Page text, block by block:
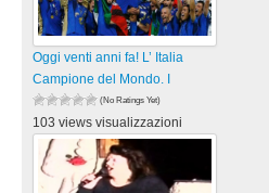
Oggi venti anni fa! L’ Italia
Campione del Mondo. I
(No Ratings Yet)
103 views visualizzazioni